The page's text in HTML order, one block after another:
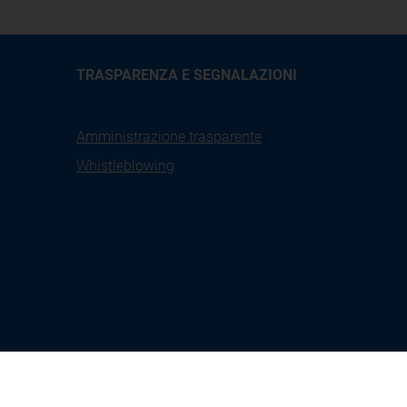
TRASPARENZA E SEGNALAZIONI
Amministrazione trasparente
Whistleblowing